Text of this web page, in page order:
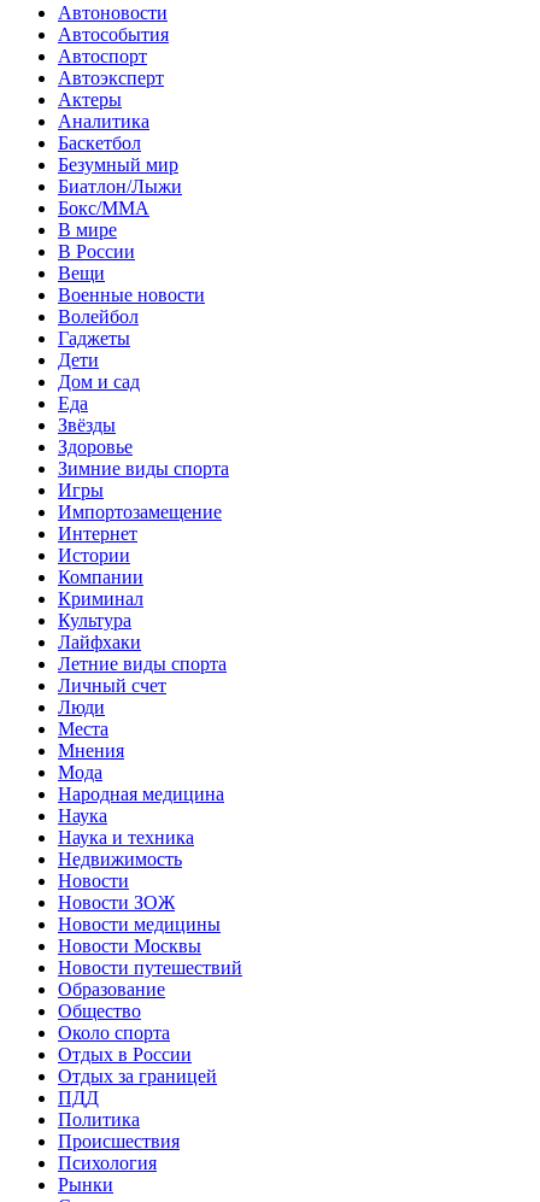
Автоновости
Автособытия
Автоспорт
Автоэксперт
Актеры
Аналитика
Баскетбол
Безумный мир
Биатлон/Лыжи
Бокс/MMA
В мире
В России
Вещи
Военные новости
Волейбол
Гаджеты
Дети
Дом и сад
Еда
Звёзды
Здоровье
Зимние виды спорта
Игры
Импортозамещение
Интернет
Истории
Компании
Криминал
Культура
Лайфхаки
Летние виды спорта
Личный счет
Люди
Места
Мнения
Мода
Народная медицина
Наука
Наука и техника
Недвижимость
Новости
Новости ЗОЖ
Новости медицины
Новости Москвы
Новости путешествий
Образование
Общество
Около спорта
Отдых в России
Отдых за границей
ПДД
Политика
Происшествия
Психология
Рынки